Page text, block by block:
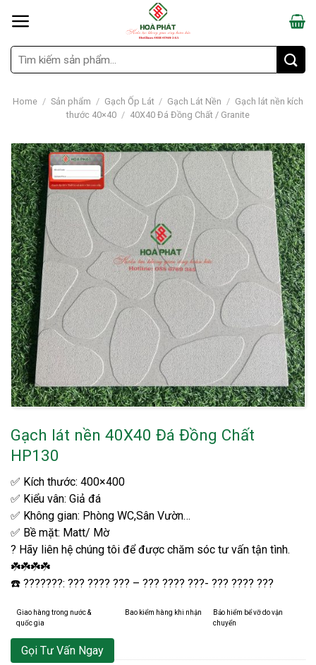
Search
for:
Home / Sản phẩm / Gạch Ốp Lát / Gạch Lát Nền / Gạch lát nền kích
thước 40×40 / 40X40 Đá Đồng Chất / Granite
Gạch lát nền 40X40 Đá Đồng Chất
HP130
✅ Kích thước: 400×400
✅ Kiểu vân: Giả đá
✅ Không gian: Phòng WC,Sân Vườn…
✅ Bề mặt: Matt/ Mờ
? Hãy liên hệ chúng tôi để được chăm sóc tư vấn tận tình.
☘️☘️☘️☘️
☎️ ???????: ??? ???? ??? – ??? ???? ???- ??? ???? ???
Giao hàng trong nước &
quốc gia
Bao kiểm hàng khi nhận
Bảo hiểm bể vỡ do vận
chuyển
Gọi Tư Vấn Ngay